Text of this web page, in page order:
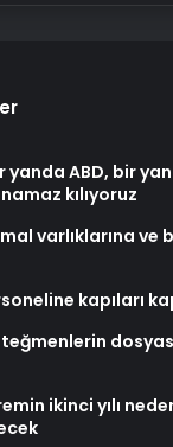
yanda ABD, bir
kılıyoruz
mal varlıklarına
kapıları
ikinci yılı